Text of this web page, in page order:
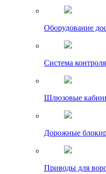
Оборудование
Система
Шлюзовые
Дорожные
Приводы для